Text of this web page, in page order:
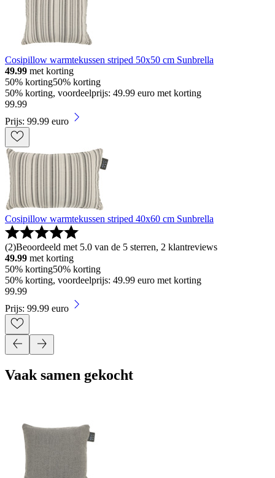
Cosipillow warmtekussen striped 50x50 cm Sunbrella
49.99 met korting
50% korting50% korting
50% korting, voordeelprijs: 49.99 euro met korting
99.99
Prijs: 99.99 euro
Cosipillow warmtekussen striped 40x60 cm Sunbrella
(2)Beoordeeld met 5.0 van de 5 sterren, 2 klantreviews
49.99 met korting
50% korting50% korting
50% korting, voordeelprijs: 49.99 euro met korting
99.99
Prijs: 99.99 euro
Vaak samen gekocht